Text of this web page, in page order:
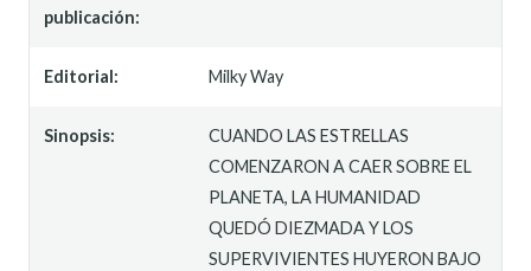
publicación:
Editorial: Milky Way
Sinopsis:
CUANDO LAS ESTRELLAS
COMENZARON A CAER SOBRE EL
PLANETA, LA HUMANIDAD
QUEDÓ DIEZMADA Y LOS
SUPERVIVIENTES HUYERON BAJO